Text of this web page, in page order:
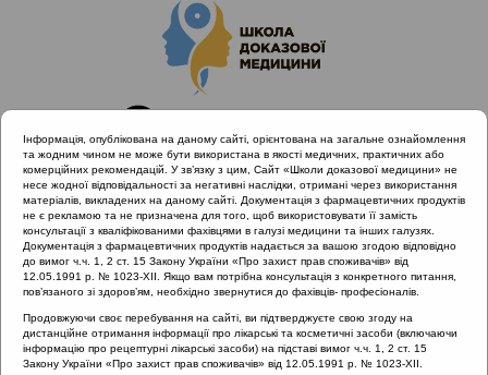
Головна
Матеріали за МКХ-11
12 Хвороби органів дихання
Матеріали за МКХ-11::12 Хвороби органів
дихання
Інформація, опублікована на даному сайті, орієнтована на загальне ознайомлення
та жодним чином не може бути використана в якості медичних, практичних або
комерційних рекомендацій. У зв’язку з цим, Сайт «Школи доказової медицини» не
несе жодної відповідальності за негативні наслідки, отримані через використання
матеріалів, викладених на даному сайті. Документація з фармацевтичних продуктів
не є рекламою та не призначена для того, щоб використовувати її замість
консультації з кваліфікованими фахівцями в галузі медицини та інших галузях.
Документація з фармацевтичних продуктів надається за вашою згодою відповідно
до вимог ч.ч. 1, 2 ст. 15 Закону України «Про захист прав споживачів» від
12.05.1991 р. № 1023-XII. Якщо вам потрібна консультація з конкретного питання,
пов’язаного зі здоров’ям, необхідно звернутися до фахівців- професіоналів.
Продовжуючи своє перебування на сайті, ви підтверджуєте свою згоду на
дистанційне отримання інформації про лікарські та косметичні засоби (включаючи
інформацію про рецептурні лікарські засоби) на підставі вимог ч.ч. 1, 2 ст. 15
Закону України «Про захист прав споживачів» від 12.05.1991 р. № 1023-XII.